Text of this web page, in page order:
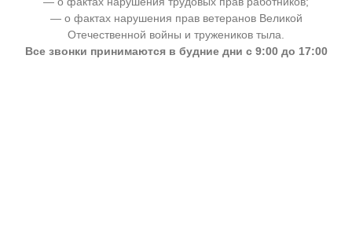
— о фактах нарушения прав ветеранов Великой
Отечественной войны и тружеников тыла.
Все звонки принимаются в будние дни с 9:00 до 17:00